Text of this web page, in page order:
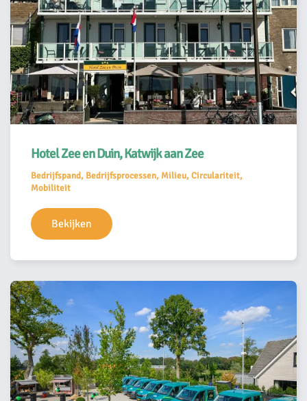
Hotel Zee en Duin, Katwijk aan Zee
Bedrijfspand, Bedrijfsprocessen, Milieu, Circulariteit,
Mobiliteit
Bekijken